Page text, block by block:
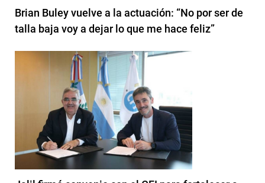
Brian Buley vuelve a la actuación: “No por ser de
talla baja voy a dejar lo que me hace feliz”